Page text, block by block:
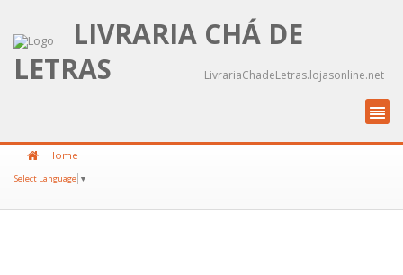
LIVRARIA CHÁ DE
LETRAS
LivrariaChadeLetras.lojasonline.net
Home
Select Language ▼